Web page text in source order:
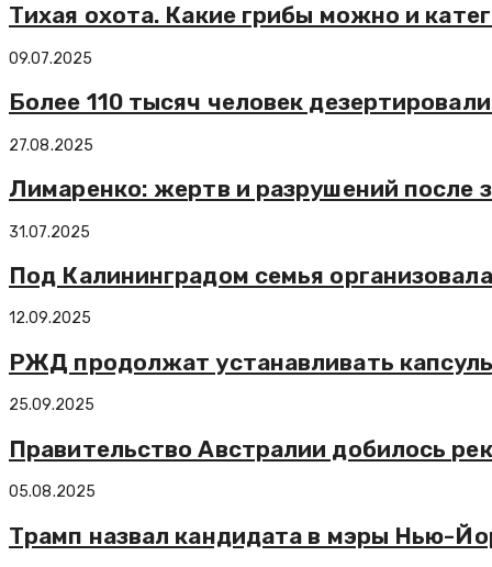
Тихая охота. Какие грибы можно и
09.07.2025
Более 110 тысяч человек
27.08.2025
Лимаренко: жертв и разрушений после
31.07.2025
Под Калининградом семья
12.09.2025
РЖД продолжат устанавливать
25.09.2025
Правительство Австралии добилось
05.08.2025
Трамп назвал кандидата в мэры Нью-